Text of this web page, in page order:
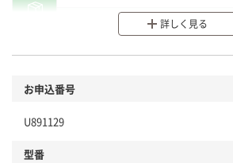
分別・リサイクルしやす
本体
詳しく見る
お申込番号
U891129
型番